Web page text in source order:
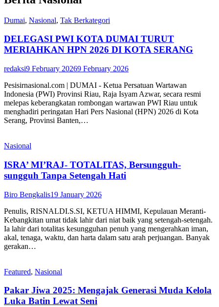
Dumai, Nasional, Tak Berkategori
DELEGASI PWI KOTA DUMAI TURUT
MERIAHKAN HPN 2026 DI KOTA SERANG
redaksi9 February 20269 February 2026
Pesisirnasional.com | DUMAI - Ketua Persatuan Wartawan
Indonesia (PWI) Provinsi Riau, Raja Isyam Azwar, secara resmi
melepas keberangkatan rombongan wartawan PWI Riau untuk
menghadiri peringatan Hari Pers Nasional (HPN) 2026 di Kota
Serang, Provinsi Banten,…
Nasional
ISRA’ MI’RAJ- TOTALITAS, Bersungguh-
sungguh Tanpa Setengah Hati
Biro Bengkalis19 January 2026
Penulis, RISNALDI.S.SI, KETUA HIMMI, Kepulauan Meranti-
Kebangkitan umat tidak lahir dari niat baik yang setengah-setengah.
Ia lahir dari totalitas kesungguhan penuh yang mengerahkan iman,
akal, tenaga, waktu, dan harta dalam satu arah perjuangan. Banyak
gerakan…
Featured, Nasional
Pakar Jiwa 2025: Mengajak Generasi Muda Kelola
Luka Batin Lewat Seni